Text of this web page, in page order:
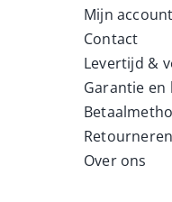
Mijn account
Contact
Levertijd &
Garantie en
Retourneren
Over ons